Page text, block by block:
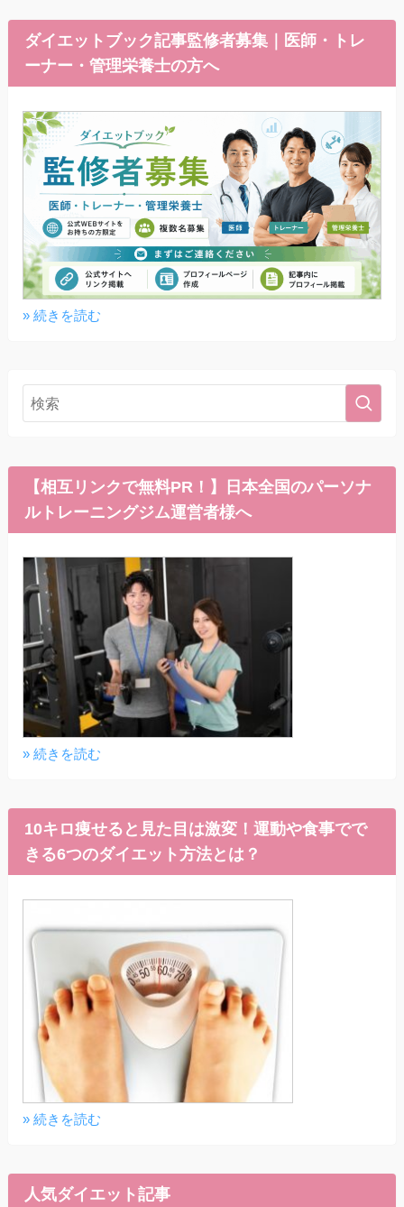
ダイエットブック記事監修者募集｜医師・トレ
ーナー・管理栄養士の方へ
» 続きを読む
【相互リンクで無料PR！】日本全国のパーソナ
ルトレーニングジム運営者様へ
» 続きを読む
10キロ痩せると見た目は激変！運動や食事でで
きる6つのダイエット方法とは？
» 続きを読む
人気ダイエット記事